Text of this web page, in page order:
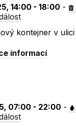
14:00 - 18:00 -
kontejner v
informací
07:00 - 22:00 -